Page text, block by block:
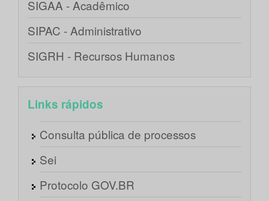
SIGAA - Acadêmico
SIPAC - Administrativo
SIGRH - Recursos Humanos
Links rápidos
Consulta pública de processos
Sei
Protocolo GOV.BR